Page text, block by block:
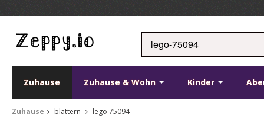
Zuhause Zuhause & Wohn Kinder
Zuhause blättern lego 75094